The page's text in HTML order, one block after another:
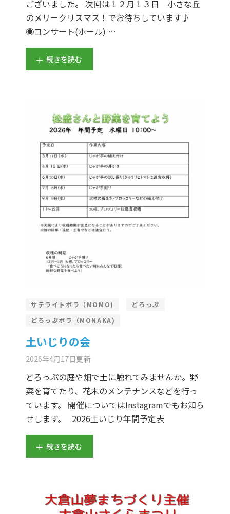
ございました。 次回は１２月１３日 小さな丘
のメリークリスマス！でお待ちしています♪
◉コンサート(ホール) …
続きを読む
サテライトボラ（MOMO)
どろっぷ
どろっぷボラ（MONAKA)
土いじりの会
2026年4月17日更新
どろっぷの庭や畑で土に触れてみませんか。野
菜を育てたり、花木のメンテナンスなどを行っ
ています。 開催についてはInstagramでもお知ら
せします。 2026土いじり年間予定表
続きを読む